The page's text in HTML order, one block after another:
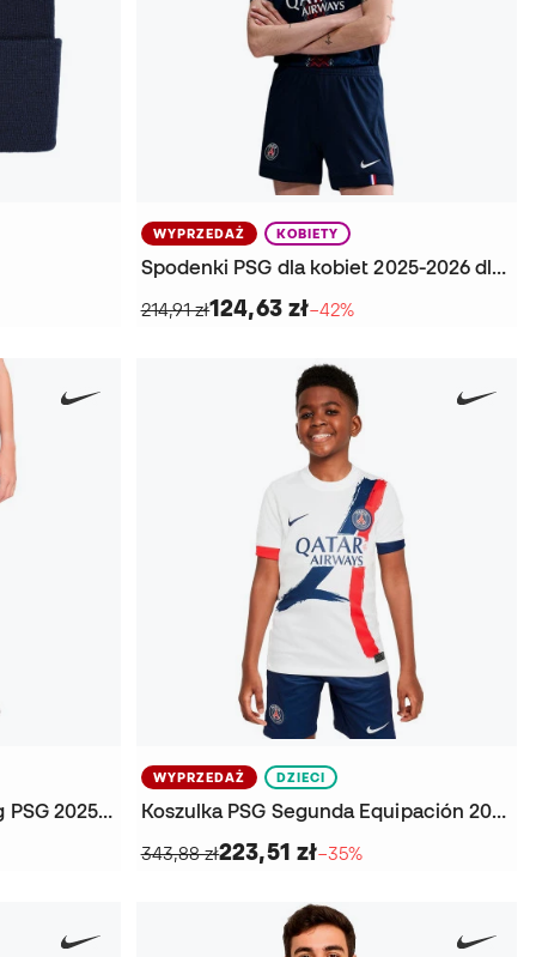
WYPRZEDAŻ KOBIETY
Spodenki PSG dla kobiet 2025-2026 dla kobiet
214,91 zł124,63 zł−42%
Długie spodnie Kids Trening PSG 2025-2026
WYPRZEDAŻ DZIECI
Koszulka PSG Segunda Equipación 2024-2025 Niño
343,88 zł223,51 zł−35%